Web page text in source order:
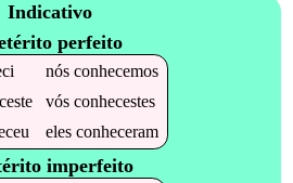
Indicativo
perfeito
nósconhecemos
vósconhecestes
elesconheceram
imperfeito